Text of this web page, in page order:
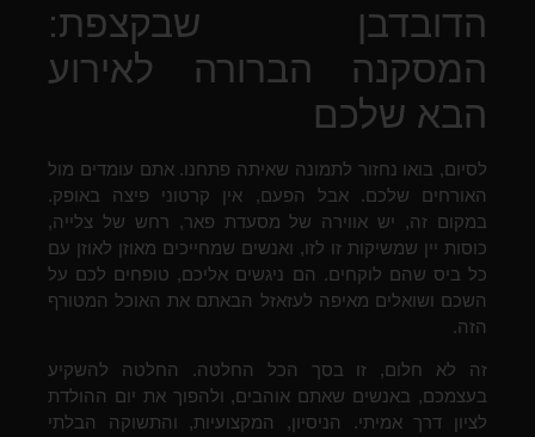
הדובדבן שבקצפת:
המסקנה הברורה לאירוע
הבא שלכם
לסיום, בואו נחזור לתמונה שאיתה פתחנו. אתם עומדים מול
האורחים שלכם. אבל הפעם, אין קרטוני פיצה באופק.
במקום זה, יש אווירה של מסעדת פאר, רחש של צלייה,
כוסות יין שמשיקות זו לזו, ואנשים שמחייכים מאוזן לאוזן עם
כל ביס שהם לוקחים. הם ניגשים אליכם, טופחים לכם על
השכם ושואלים מאיפה לעזאזל הבאתם את האוכל המטורף
הזה.
זה לא חלום, זו בסך הכל החלטה. החלטה להשקיע
בעצמכם, באנשים שאתם אוהבים, ולהפוך את יום ההולדת
לציון דרך אמיתי. הניסיון, המקצועיות, והתשוקה הבלתי